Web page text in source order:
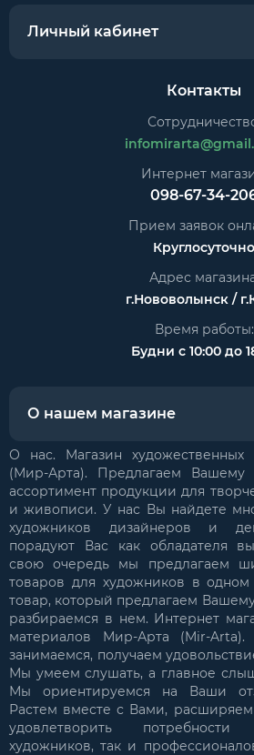
Личный кабинет
Контакты
Интернет
098-67-34-
Прием заявок
Круглосуточно
Адрес
г.Нововолынск /
Время работы:
Будни с 10:00 до
О нашем магазине
О нас. Магазин художественных
(Мир-Арта). Предлагаем
ассортимент продукции для
и живописи. У нас Вы найдете
художников дизайнеров и
порадуют Вас как обладателя
свою очередь мы предлагаем
товаров для художников в
товар, который предлагаем
разбираемся в нем. Интернет
материалов Мир-Арта (Mir-
занимаемся, получаем
Мы умеем слушать, а главное
Мы ориентируемся на Ваши
Растем вместе с Вами, расширяем
удовлетворить
художников, так и